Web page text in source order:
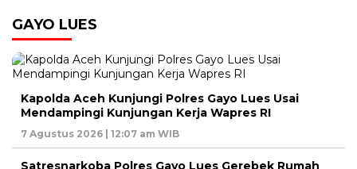
GAYO LUES
Kapolda Aceh Kunjungi Polres Gayo Lues Usai
Mendampingi Kunjungan Kerja Wapres RI
7 Agustus 2026 | 12:07 am WIB
Satresnarkoba Polres Gayo Lues Gerebek Rumah